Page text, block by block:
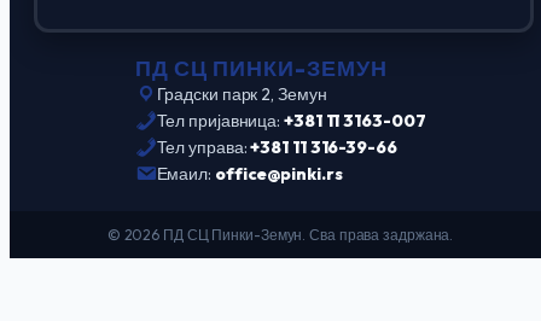
ПД СЦ ПИНКИ-ЗЕМУН
Градски парк 2, Земун
Тел пријавница: +381 11 3163-007
Тел управа:+381 11 316-39-66
Емаил: office@pinki.rs
© 2026 ПД СЦ Пинки-Земун. Сва права задржана.